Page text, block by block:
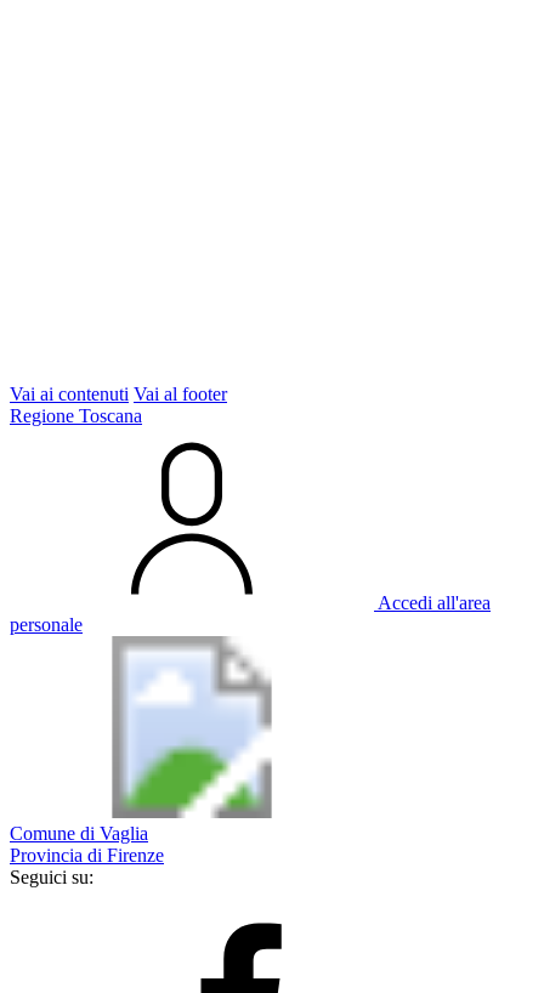
Vai ai contenuti Vai al footer
Regione Toscana
Accedi all'area
personale
Comune di Vaglia
Provincia di Firenze
Seguici su: